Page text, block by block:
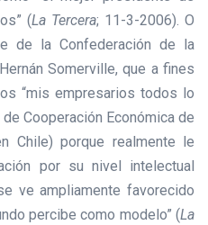
(La Tercera; 11-3-2006). O
de la Confederación de la
Somerville, que a fines
“mis empresarios todos lo
Cooperación Económica de
Chile) porque realmente le
por su nivel intelectual
ve ampliamente favorecido
percibe como modelo” (La